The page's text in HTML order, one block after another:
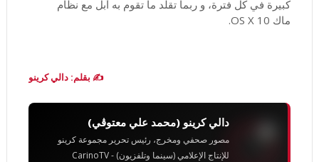
كبيرة في كل فترة، و ربما تقلد ما تقوم به آبل مع نظام
ماك OS X 10.
✍️ بقلم: دالي كرينو
دالي كرينو (محمد علي معتوڨي)
مصور صحفي ومخرج، رئيس تحرير مجموعة كرينو
للإنتاج الإعلامي (سينما وتلفزيون) - CarinoTV